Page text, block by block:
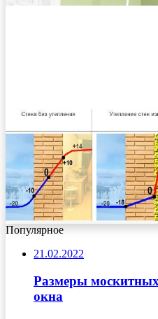
Популярное
21.02.2022
Размеры
окна